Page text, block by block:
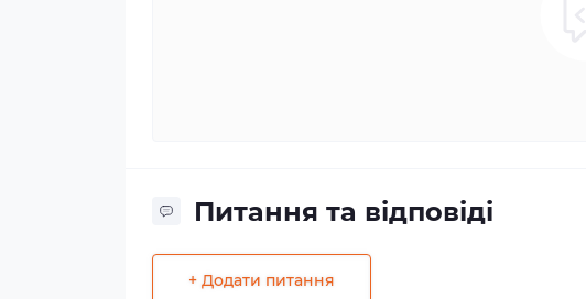
Питання та відповіді
+ Додати питання